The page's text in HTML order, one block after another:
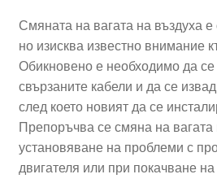
Смяната на вагата на въздуха е
но изисква известно внимание
Обикновено е необходимо да се
свързаните кабели и да се
след което новият да се
Препоръчва се смяна на вагата
установяване на проблеми с
двигателя или при покачване